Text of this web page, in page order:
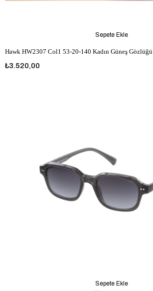
Hawk HW2307 Col1 53-20-140 Kadın Güneş Gözlüğü
₺3.520,00
Sepete Ekle
Sepete Ekle